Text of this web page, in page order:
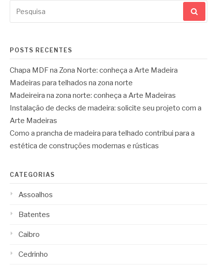
por:
POSTS RECENTES
Chapa MDF na Zona Norte: conheça a Arte Madeira
Madeiras para telhados na zona norte
Madeireira na zona norte: conheça a Arte Madeiras
Instalação de decks de madeira: solicite seu projeto com a
Arte Madeiras
Como a prancha de madeira para telhado contribui para a
estética de construções modernas e rústicas
CATEGORIAS
Assoalhos
Batentes
Caibro
Cedrinho